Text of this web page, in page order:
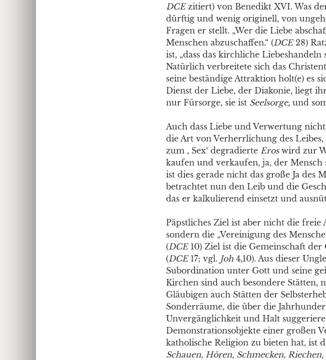
DCEzitiert) von Benedikt XVI. Was
dürftig und wenig originell, von
Fragen er stellt. „Wer die Liebe
Menschen abzuschaffen.“ (DCE28)
ist, „dass das kirchliche
Natürlich verbreitete sich das
seine beständige Attraktion holt(e) es
Dienst der Liebe, der Diakonie, liegt
nur Fürsorge, sie ist Seelsorge, und
Auch dass Liebe und Verwertung
die Art von Verherrlichung des
zum , Sex‘ degradierte Eroswird zur
kaufen und verkaufen, ja, der
ist dies gerade nicht das große Ja des
betrachtet nun den Leib und die
das er kalkulierend einsetzt und
Päpstliches Ziel ist aber nicht die freie
sondern die „Vereinigung des
(DCE10) Ziel ist die Gemeinschaft der
(DCE17; vgl. Joh 4,10). Aus dieser
Subordination unter Gott und seine
Kirchen sind auch besondere
Gläubigen auch Stätten der
Sonderräume, die über die
Unvergänglichkeit und Halt
Demonstrationsobjekte einer großen
katholische Religion zu bieten hat, ist
Schauen, Hören, Schmecken,